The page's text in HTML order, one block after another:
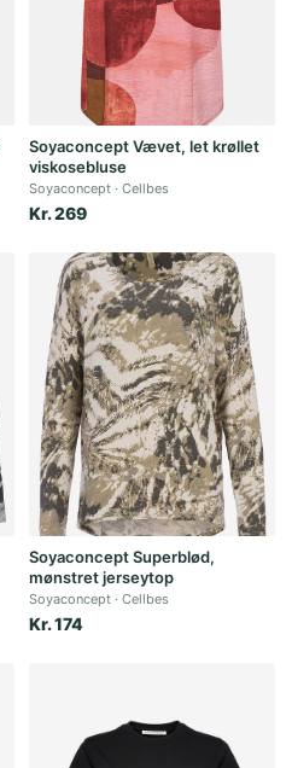
Soyaconcept Vævet, let krøllet
viskosebluse
Soyaconcept Cellbes
Kr. 269
Soyaconcept Superblød,
mønstret jerseytop
Soyaconcept Cellbes
Kr. 174